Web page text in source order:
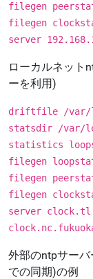
filegen
filegen
server
ローカルネット
ーを利用)
driftfile /var/
statsdir /var/
statistics
filegen
filegen
filegen
server
外部のntpサー
での同期)の例